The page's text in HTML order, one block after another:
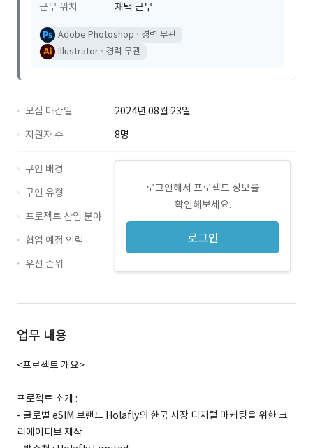
근무 위치
재택 근무
Adobe Photoshop
경력 무관
Illustrator
경력 무관
모집 마감일
2024년 08월 23일
지원자 수
8명
로그인해서 프로젝트 정보를
확인해보세요.
로그인
구인 배경
구인 유형
프로젝트 산업 분야
협업 예정 인력
우선 순위
업무 내용
<프로젝트 개요>
프로젝트 소개 :
- 글로벌 eSIM 브랜드 Holafly의 한국 시장 디지털 마케팅을 위한 크
리에이티브 제작